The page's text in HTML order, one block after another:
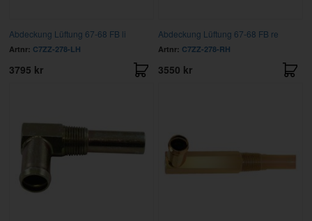
Abdeckung Lüftung 67-68 FB li
Artnr: C7ZZ-278-LH
3795 kr
Abdeckung Lüftung 67-68 FB re
Artnr: C7ZZ-278-RH
3550 kr